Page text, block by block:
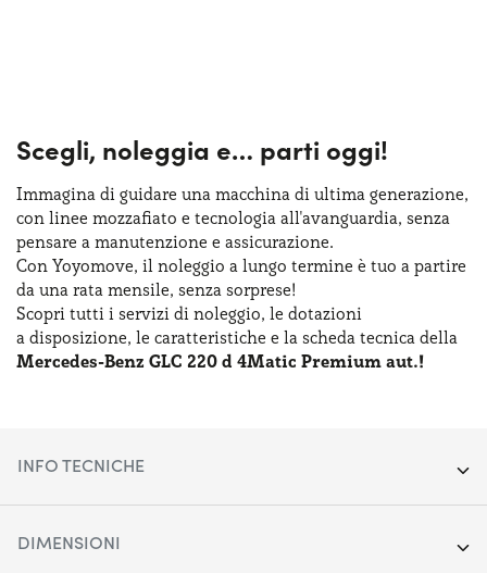
Scegli, noleggia e… parti oggi!
Immagina di guidare una macchina di ultima generazione,
con linee mozzafiato e tecnologia all'avanguardia, senza
pensare a manutenzione e assicurazione.
Con Yoyomove, il noleggio a lungo termine è tuo a partire
da una rata mensile, senza sorprese!
Scopri tutti i servizi di noleggio, le dotazioni
a disposizione, le caratteristiche e la scheda tecnica della
Mercedes-Benz GLC 220 d 4Matic Premium aut.!
INFO TECNICHE
DIMENSIONI